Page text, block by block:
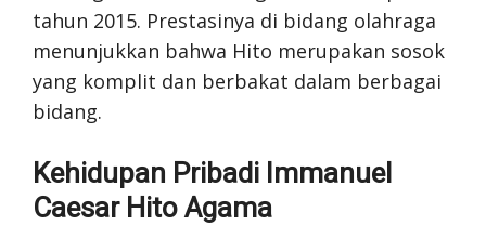
tahun 2015. Prestasinya di bidang olahraga
menunjukkan bahwa Hito merupakan sosok
yang komplit dan berbakat dalam berbagai
bidang.
Kehidupan Pribadi Immanuel
Caesar Hito Agama